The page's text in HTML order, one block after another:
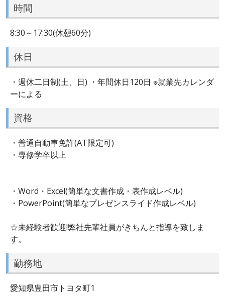
時間
8:30～17:30(休憩60分)
休日
・週休二日制(土、日) ・年間休日120日 ※就業先カレンダ
ーによる
資格
・普通自動車免許(AT限定可)
・専修学卒以上
・Word・Excel(簡単な文書作成・表作成レベル)
・PowerPoint(簡単なプレゼンスライド作成レベル)
☆未経験者歓迎!弊社先輩社員がきちんと指導を致しま
す。
勤務地
愛知県豊田市トヨタ町1